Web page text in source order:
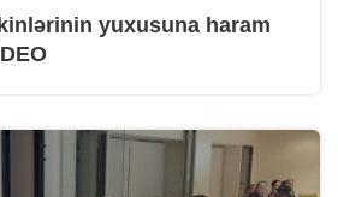
yuxusuna haram